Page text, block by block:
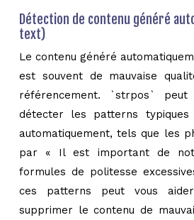
Détection de contenu généré
text)
Le contenu généré
est souvent de mauvaise
référencement. `strpos`
détecter les patterns
automatiquement, tels que les
par « Il est important de
formules de politesse
ces patterns peut vous
supprimer le contenu de